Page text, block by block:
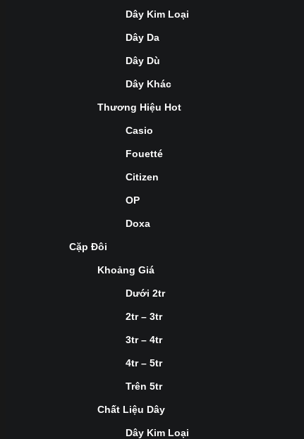
Dây Kim Loại
Dây Da
Dây Dù
Dây Khác
Thương Hiệu Hot
Casio
Fouetté
Citizen
OP
Doxa
Cặp Đôi
Khoảng Giá
Dưới 2tr
2tr – 3tr
3tr – 4tr
4tr – 5tr
Trên 5tr
Chất Liệu Dây
Dây Kim Loại